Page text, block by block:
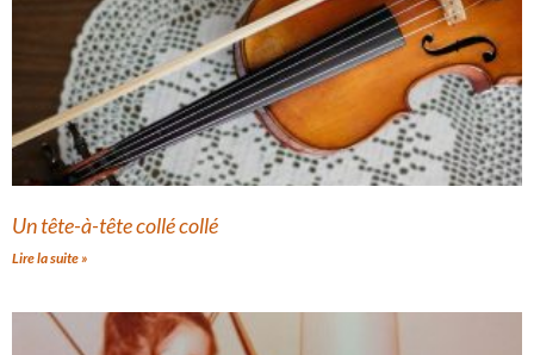
Un tête-à-tête collé collé
Lire la suite »